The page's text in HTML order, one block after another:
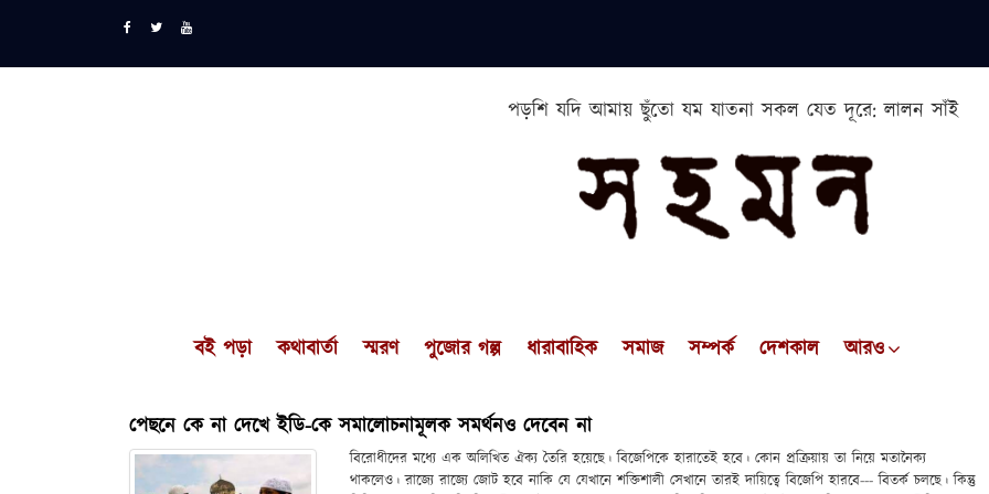
পড়শি যদি আমায় ছুঁতো যম যাতনা সকল যেত দূরে: লালন সাঁই
বই পড়া কথাবার্তা স্মরণ পুজোর গল্প ধারাবাহিক সমাজ সম্পর্ক দেশকাল আরও
পেছনে কে না দেখে ইডি-কে সমালোচনামূলক সমর্থনও দেবেন না
বিরোধীদের মধ্যে এক অলিখিত ঐক্য তৈরি হয়েছে। বিজেপিকে হারাতেই হবে। কোন প্রক্রিয়ায় তা নিয়ে মতানৈক্য
থাকলেও। রাজ্যে রাজ্যে জোট হবে নাকি যে যেখানে শক্তিশালী সেখানে তারই দায়িত্বে বিজেপি হারবে--- বিতর্ক চলছে। কিন্তু